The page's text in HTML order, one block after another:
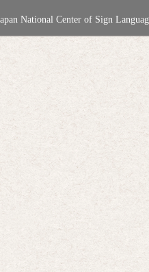
National Center of Sign